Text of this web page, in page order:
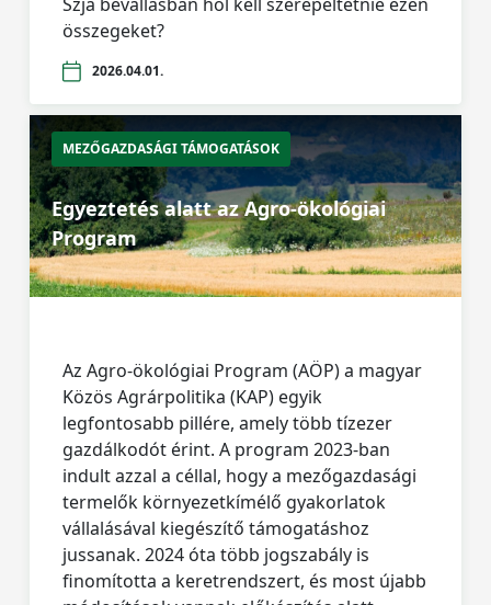
összegeket?
2026.04.01.
MEZŐGAZDASÁGI TÁMOGATÁSOK
Egyeztetés alatt az Agro-ökológiai
Program
Az Agro-ökológiai Program (AÖP) a magyar
Közös Agrárpolitika (KAP) egyik
legfontosabb pillére, amely több tízezer
gazdálkodót érint. A program 2023-ban
indult azzal a céllal, hogy a mezőgazdasági
termelők környezetkímélő gyakorlatok
vállalásával kiegészítő támogatáshoz
jussanak. 2024 óta több jogszabály is
finomította a keretrendszert, és most újabb